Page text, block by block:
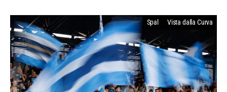
Spal Vista dalla Curva